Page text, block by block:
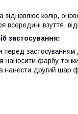
відновлює колір,
всередині взуття,
застосування:
перед застосуванням
наносити фарбу
нанести другий шар